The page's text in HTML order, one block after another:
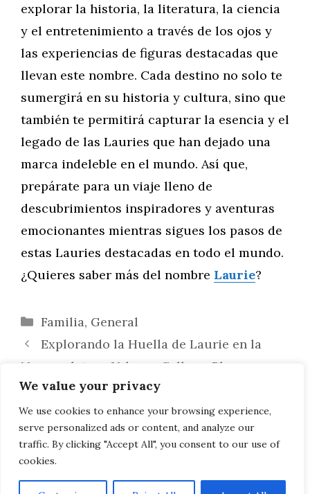
We value your privacy
We use cookies to enhance your browsing experience,
serve personalized ads or content, and analyze our
traffic. By clicking "Accept All", you consent to our use of
cookies.
explorar la historia, la literatura, la ciencia
y el entretenimiento a través de los ojos y
las experiencias de figuras destacadas que
llevan este nombre. Cada destino no solo te
sumergirá en su historia y cultura, sino que
también te permitirá capturar la esencia y el
legado de las Lauries que han dejado una
marca indeleble en el mundo. Así que,
prepárate para un viaje lleno de
descubrimientos inspiradores y aventuras
emocionantes mientras sigues los pasos de
estas Lauries destacadas en todo el mundo.
¿Quieres saber más del nombre Laurie?
Categorías
Familia, General
Explorando la Huella de Laurie en la
Nomenclatura Urbana: Calles y Plazas con
Historia
Laurie en la Toponimia: Un Vínculo con
la Historia y la Identidad Local